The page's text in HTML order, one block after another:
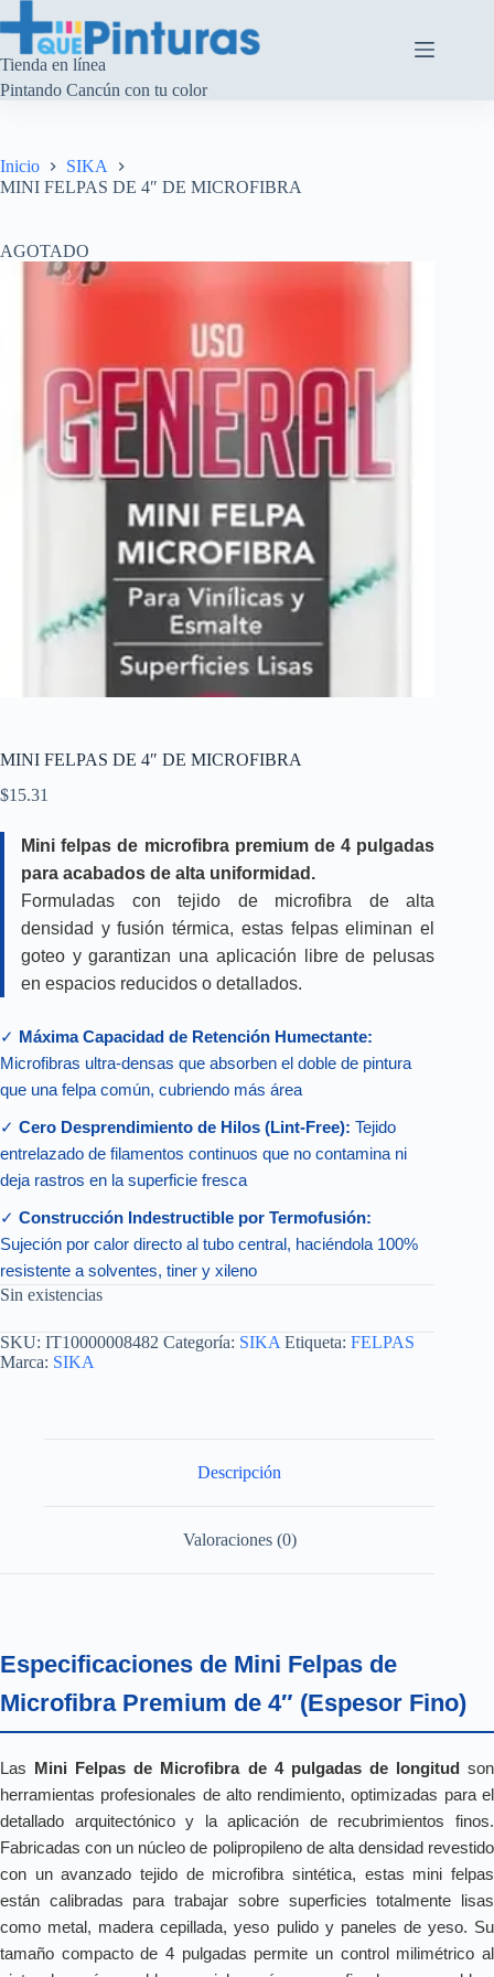
al
contenido
Tienda en línea
Pintando Cancún con tu color
Inicio
SIKA
MINI FELPAS DE 4″ DE MICROFIBRA
AGOTADO
MINI FELPAS DE 4″ DE MICROFIBRA
$15.31
Mini felpas de microfibra premium de 4 pulgadas
para acabados de alta uniformidad.
Formuladas con tejido de microfibra de alta
densidad y fusión térmica, estas felpas eliminan el
goteo y garantizan una aplicación libre de pelusas
en espacios reducidos o detallados.
✓ Máxima Capacidad de Retención Humectante:
Microfibras ultra-densas que absorben el doble de pintura
que una felpa común, cubriendo más área
✓ Cero Desprendimiento de Hilos (Lint-Free): Tejido
entrelazado de filamentos continuos que no contamina ni
deja rastros en la superficie fresca
✓ Construcción Indestructible por Termofusión:
Sujeción por calor directo al tubo central, haciéndola 100%
resistente a solventes, tiner y xileno
Sin existencias
SKU: IT10000008482 Categoría: SIKA Etiqueta: FELPAS
Marca: SIKA
Descripción
Valoraciones (0)
Especificaciones de Mini Felpas de
Microfibra Premium de 4″ (Espesor Fino)
Las Mini Felpas de Microfibra de 4 pulgadas de longitudson
herramientas profesionales de alto rendimiento, optimizadas para el
detallado arquitectónico y la aplicación de recubrimientos finos.
Fabricadas con un núcleo de polipropileno de alta densidad revestido
con un avanzado tejido de microfibra sintética, estas mini felpas
están calibradas para trabajar sobre superficies totalmente lisas
como metal, madera cepillada, yeso pulido y paneles de yeso. Su
tamaño compacto de 4 pulgadas permite un control milimétrico al